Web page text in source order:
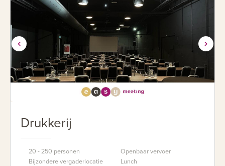
Drukkerij
20 - 250 personen
Bijzondere vergaderlocatie
Openbaar vervoer
Lunch